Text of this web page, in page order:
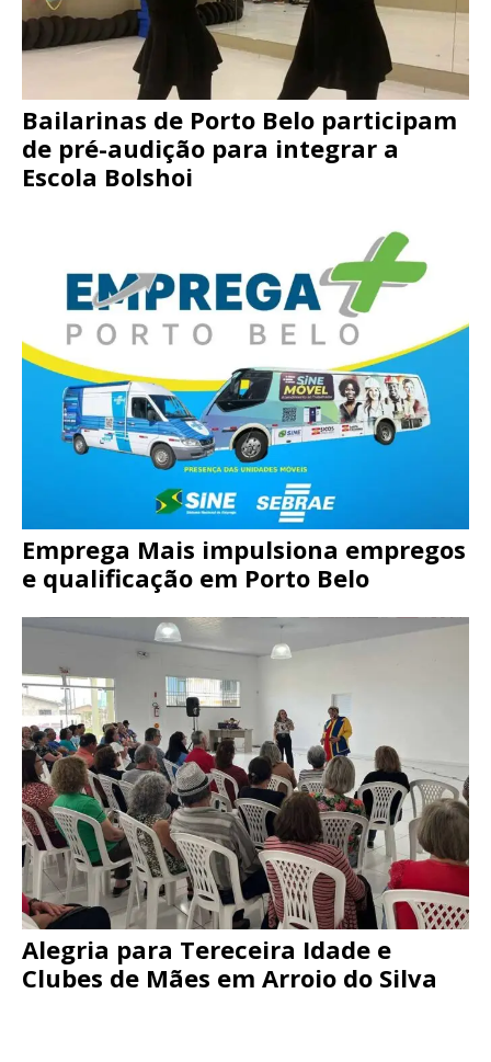
Bailarinas de Porto Belo participam
de pré-audição para integrar a
Escola Bolshoi
Emprega Mais impulsiona empregos
e qualificação em Porto Belo
Alegria para Tereceira Idade e
Clubes de Mães em Arroio do Silva